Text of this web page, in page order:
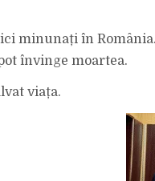
minunați în
învinge moartea.
viața.